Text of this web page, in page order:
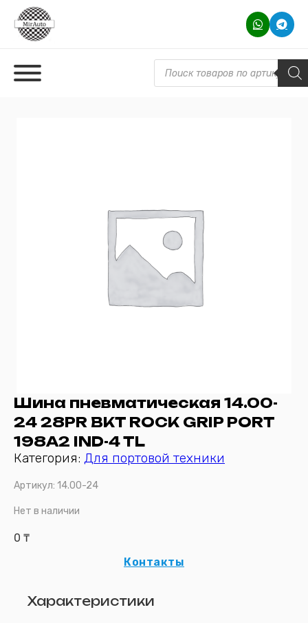
Поиск товаров
Шина пневматическая 14.00-
24 28PR BKT ROCK GRIP PORT
198A2 IND-4 TL
Категория: Для портовой техники
Артикул: 14.00-24
Нет в наличии
0 ₸
Контакты
Характеристики